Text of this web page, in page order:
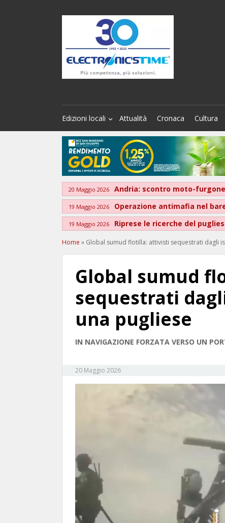
Edizioni locali Attualità Cronaca Cultura
20 Maggio 2026 Andria: scontro moto-
19 Maggio 2026 Operazione antimafia nel
19 Maggio 2026 Riprese le ricerche del
Home » Global sumud flotilla: attivisti sequestrati dagli
Global sumud
sequestrati
una pugliese
IN NAVIGAZIONE FORZATA VERSO UN
20 Maggio 2026